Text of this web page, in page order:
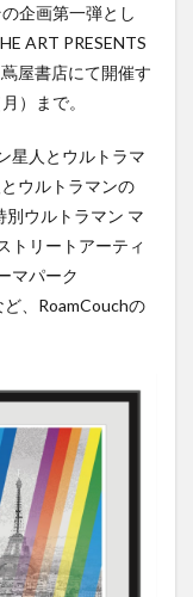
企画第一弾とし
ART PRESENTS
屋書店にて開催す
）まで。
星人とウルトラマ
ウルトラマンの
ウルトラマン マ
トリートアーティ
マパーク
ど、RoamCouchの